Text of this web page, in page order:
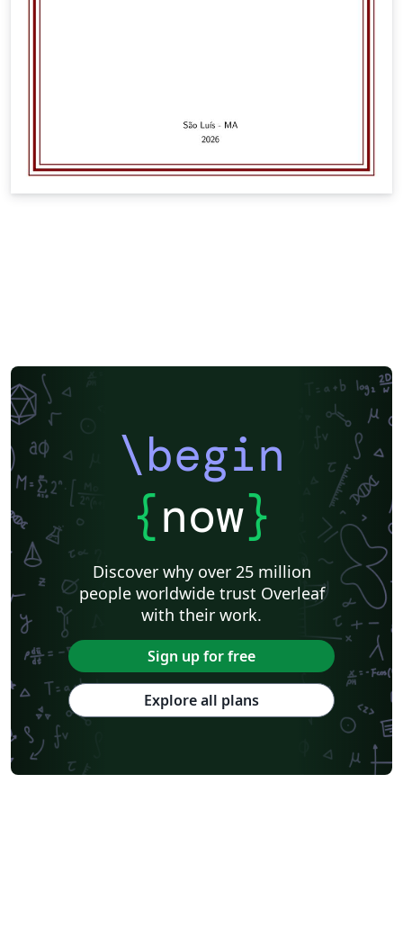
\begin
{now}
Discover why over 25 million
people worldwide trust Overleaf
with their work.
Sign up for free
Explore all plans